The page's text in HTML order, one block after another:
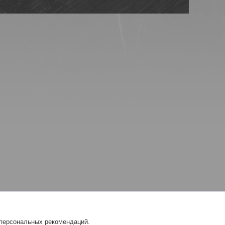
рекомендаций.